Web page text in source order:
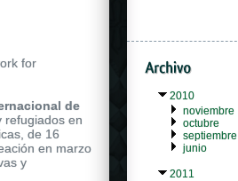
for
de
refugiados en
de 16
en marzo
y
2010
noviembre
octubre
septiembre
junio
2011